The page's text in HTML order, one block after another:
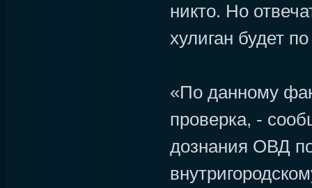
никто. Но
хулиган будет
«По данному
проверка, -
дознания ОВД